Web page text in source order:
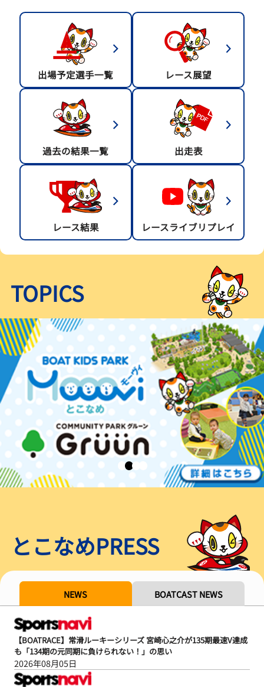
出場予定選手一覧 レース展望
過去の結果一覧 出走表
レース結果 レースライブリプレイ
TOPICS
とこなめPRESS
NEWS BOATCAST NEWS
【BOATRACE】常滑ルーキーシリーズ 宮崎心之介が135期最速V達成
も「134期の元同期に負けられない！」の思い
2026年08月05日